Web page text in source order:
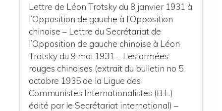
Lettre de Léon Trotsky du 8 janvier 1931 à
l’Opposition de gauche à l’Opposition
chinoise – Lettre du Secrétariat de
l’Opposition de gauche chinoise à Léon
Trotsky du 9 mai 1931 – Les armées
rouges chinoises (extrait du bulletin no 5,
octobre 1935 de la Ligue des
Communistes Internationalistes (B.L.)
édité par le Secrétariat international) –